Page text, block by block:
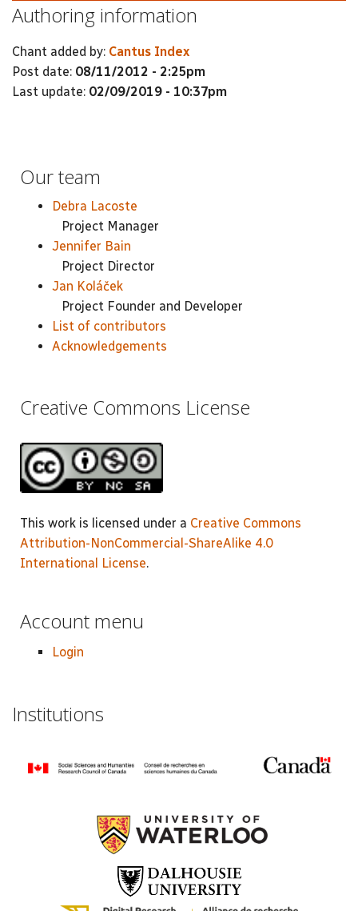
Authoring information
Chant added by: Cantus Index
Post date: 08/11/2012 - 2:25pm
Last update: 02/09/2019 - 10:37pm
Our team
Debra Lacoste
Project Manager
Jennifer Bain
Project Director
Jan Koláček
Project Founder and Developer
List of contributors
Acknowledgements
Creative Commons License
This work is licensed under a Creative Commons
Attribution-NonCommercial-ShareAlike 4.0
International License.
Account menu
Login
Institutions